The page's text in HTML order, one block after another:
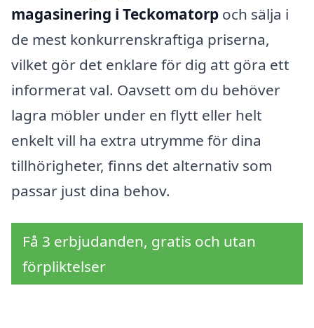
magasinering i Teckomatorp och sälja i
de mest konkurrenskraftiga priserna,
vilket gör det enklare för dig att göra ett
informerat val. Oavsett om du behöver
lagra möbler under en flytt eller helt
enkelt vill ha extra utrymme för dina
tillhörigheter, finns det alternativ som
passar just dina behov.
Få 3 erbjudanden, gratis och utan
förpliktelser